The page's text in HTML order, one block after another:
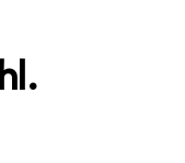
DeWalt